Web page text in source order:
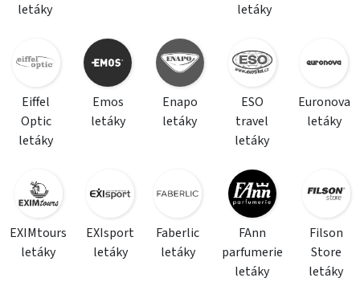
letáky
letáky
Eiffel
Optic
letáky
Emos
letáky
Enapo
letáky
ESO
travel
letáky
Euronova
letáky
EXIMtours
letáky
EXIsport
letáky
Faberlic
letáky
FAnn
parfumerie
letáky
Filson
Store
letáky